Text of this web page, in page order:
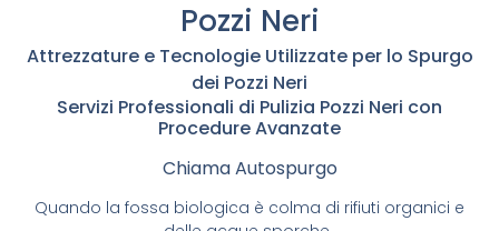
Pozzi Neri
Attrezzature e Tecnologie Utilizzate per lo Spurgo
dei Pozzi Neri
Servizi Professionali di Pulizia Pozzi Neri con
Procedure Avanzate
Chiama Autospurgo
Quando la fossa biologica è colma di rifiuti organici e